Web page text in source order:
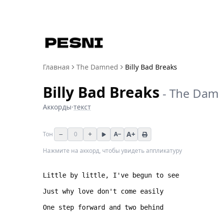
Главная The Damned Billy Bad Breaks
Billy Bad Breaks - The
Аккорды·текст
Тон − 0 + A− A+
Нажмите на аккорд, чтобы увидеть аппликатуру